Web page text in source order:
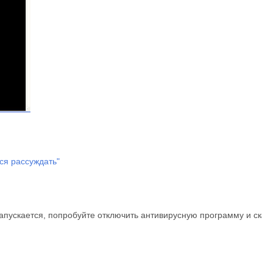
рассуждать"
попробуйте отключить антивирусную программу и